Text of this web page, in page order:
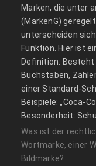
Marken, die unter
(MarkenG)
unterscheiden
Funktion. Hier ist
Definition:
Buchstaben,
einer Standard-
Beispiele: „Coca-
Besonderheit:
Was ist der
Wortmarke, einer
Bildmarke?